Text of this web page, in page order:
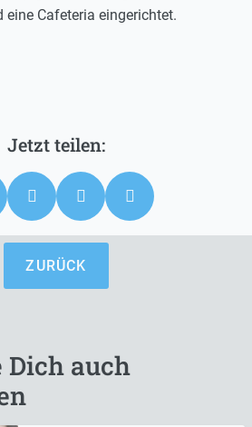
eine Cafeteria eingerichtet.
ZURÜCK
Dich auch